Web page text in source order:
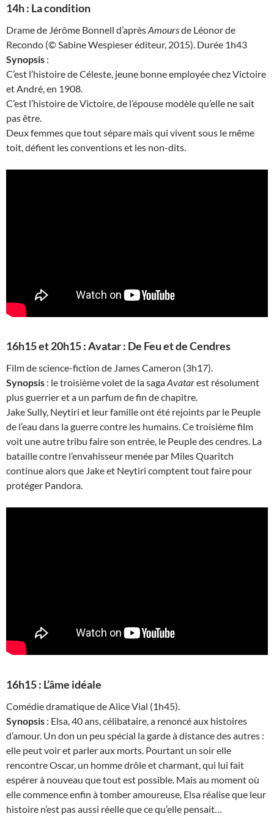
14h : La condition
Drame de Jérôme Bonnell d’aprèsAmoursde Léonor de
Recondo (© Sabine Wespieser éditeur, 2015). Durée 1h43
Synopsis :
C’est l’histoire de Céleste, jeune bonne employée chez Victoire
et André, en 1908.
C’est l’histoire de Victoire, de l’épouse modèle qu’elle ne sait
pas être.
Deux femmes que tout sépare mais qui vivent sous le même
toit, défient les conventions et les non-dits.
16h15 et 20h15 : Avatar : De Feu et de Cendres
Film de science-fiction de James Cameron (3h17).
Synopsis : le troisième volet de la sagaAvatarest résolument
plus guerrier et a un parfum de fin de chapitre.
Jake Sully, Neytiri et leur famille ont été rejoints par le Peuple
de l’eau dans la guerre contre les humains. Ce troisième film
voit une autre tribu faire son entrée, le Peuple des cendres. La
bataille contre l’envahisseur menée par Miles Quaritch
continue alors que Jake et Neytiri comptent tout faire pour
protéger Pandora.
16h15 : L’âme idéale
Comédie dramatique de Alice Vial (1h45).
Synopsis : Elsa, 40 ans, célibataire, a renoncé aux histoires
d’amour. Un don un peu spécial la garde à distance des autres :
elle peut voir et parler aux morts. Pourtant un soir elle
rencontre Oscar, un homme drôle et charmant, qui lui fait
espérer à nouveau que tout est possible. Mais au moment où
elle commence enfin à tomber amoureuse, Elsa réalise que leur
histoire n’est pas aussi réelle que ce qu’elle pensait…